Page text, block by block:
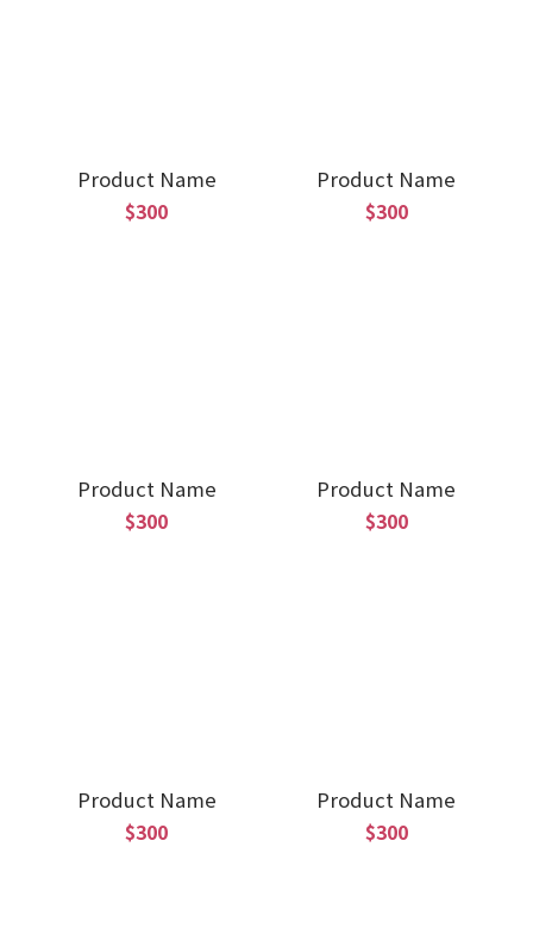
Product Name
$300
Product Name
$300
Product Name
$300
Product Name
$300
Product Name
$300
Product Name
$300